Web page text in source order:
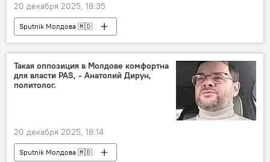
20 декабря 2025, 18:35
Sputnik Молдова 🇲🇩
Такая оппозиция в Молдове комфортна
для власти PAS, - Анатолий Дирун,
политолог.
20 декабря 2025, 18:14
Sputnik Молдова 🇲🇩